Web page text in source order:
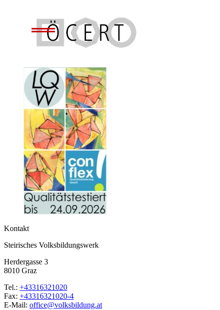
Kontakt
Steirisches Volksbildungswerk
Herdergasse 3
8010 Graz
Tel.: +43316321020
Fax: +43316321020-4
E-Mail: office@volksbildung.at